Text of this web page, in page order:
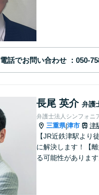
電話でお問い合わせ
長尾 英介 弁護
弁護士法人シンフォニ
三重県|津市 津
【JR近鉄津駅よ
に解決します！【
る可能性があります